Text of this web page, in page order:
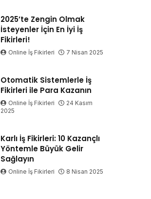
2025’te Zengin Olmak
İsteyenler İçin En İyi İş
Fikirleri!
Online İş Fikirleri 7 Nisan 2025
Otomatik Sistemlerle İş
Fikirleri ile Para Kazanın
Online İş Fikirleri
24 Kasım
2025
Karlı İş Fikirleri: 10 Kazançlı
Yöntemle Büyük Gelir
Sağlayın
Online İş Fikirleri 8 Nisan 2025